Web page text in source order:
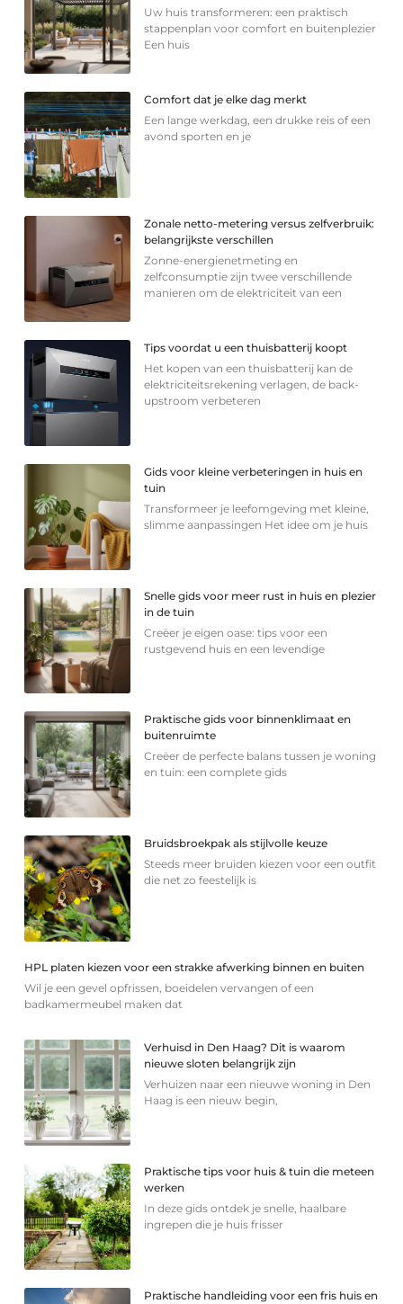
Uw huis transformeren: een praktisch
stappenplan voor comfort en buitenplezier
Een huis
Comfort dat je elke dag merkt
Een lange werkdag, een drukke reis of een
avond sporten en je
Zonale netto-metering versus zelfverbruik:
belangrijkste verschillen
Zonne-energienetmeting en
zelfconsumptie zijn twee verschillende
manieren om de elektriciteit van een
Tips voordat u een thuisbatterij koopt
Het kopen van een thuisbatterij kan de
elektriciteitsrekening verlagen, de back-
upstroom verbeteren
Gids voor kleine verbeteringen in huis en
tuin
Transformeer je leefomgeving met kleine,
slimme aanpassingen Het idee om je huis
Snelle gids voor meer rust in huis en plezier
in de tuin
Creëer je eigen oase: tips voor een
rustgevend huis en een levendige
Praktische gids voor binnenklimaat en
buitenruimte
Creëer de perfecte balans tussen je woning
en tuin: een complete gids
Bruidsbroekpak als stijlvolle keuze
Steeds meer bruiden kiezen voor een outfit
die net zo feestelijk is
HPL platen kiezen voor een strakke afwerking binnen en buiten
Wil je een gevel opfrissen, boeidelen vervangen of een
badkamermeubel maken dat
Verhuisd in Den Haag? Dit is waarom
nieuwe sloten belangrijk zijn
Verhuizen naar een nieuwe woning in Den
Haag is een nieuw begin,
Praktische tips voor huis & tuin die meteen
werken
In deze gids ontdek je snelle, haalbare
ingrepen die je huis frisser
Praktische handleiding voor een fris huis en